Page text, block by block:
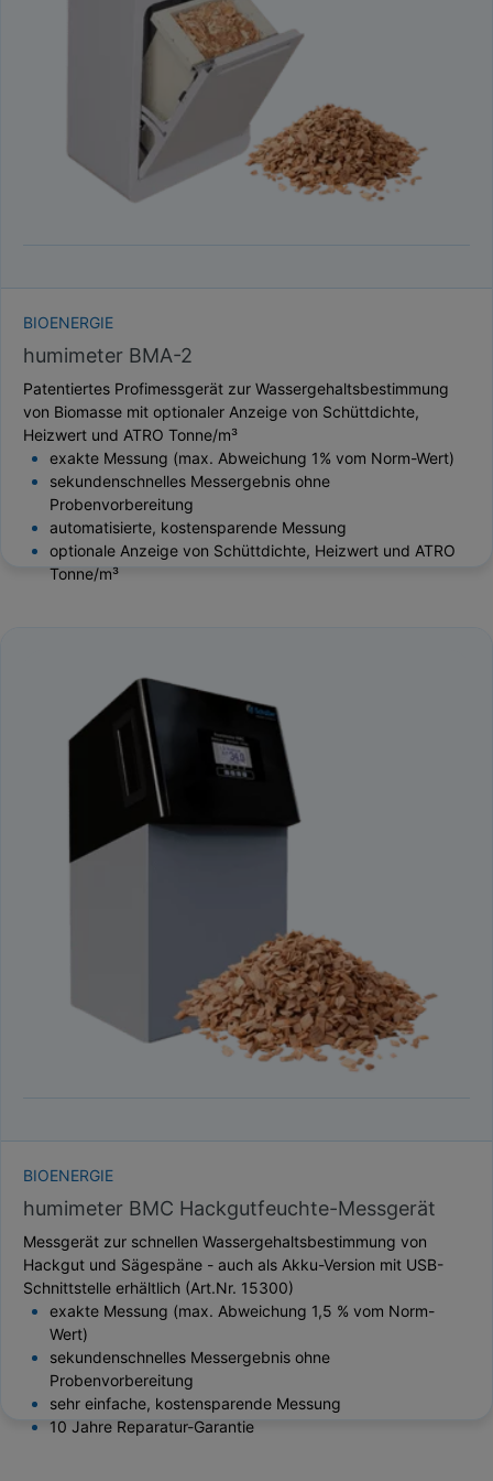
BIOENERGIE
humimeter BMA-2
Patentiertes Profimessgerät zur Wassergehaltsbestimmung
von Biomasse mit optionaler Anzeige von Schüttdichte,
Heizwert und ATRO Tonne/m³
exakte Messung (max. Abweichung 1% vom Norm-Wert)
sekundenschnelles Messergebnis ohne
Probenvorbereitung
automatisierte, kostensparende Messung
optionale Anzeige von Schüttdichte, Heizwert und ATRO
Tonne/m³
BIOENERGIE
humimeter BMC Hackgutfeuchte-Messgerät
Messgerät zur schnellen Wassergehaltsbestimmung von
Hackgut und Sägespäne - auch als Akku-Version mit USB-
Schnittstelle erhältlich (Art.Nr. 15300)
exakte Messung (max. Abweichung 1,5 % vom Norm-
Wert)
sekundenschnelles Messergebnis ohne
Probenvorbereitung
sehr einfache, kostensparende Messung
10 Jahre Reparatur-Garantie